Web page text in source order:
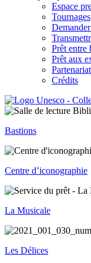
Espace
Tournages
Prêt entre
Prêt aux
Crédits
Bastions
Centre d’iconographie
La Musicale
Les Délices